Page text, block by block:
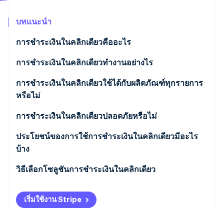
ดูว่า Stripe กำลังสร้างโครงสร้างพื้นฐานระบบเศรษฐกิจสำหรับ
รับชมเลย
บทแนะนำ
การชำระเงินในคลิกเดียวคืออะไร
การชำระเงินในคลิกเดียวทำงานอย่างไร
การชำระเงินในคลิกเดียวใช้ได้กับผลิตภัณฑ์ทุกรายการ
หรือไม่
การชำระเงินในคลิกเดียวปลอดภัยหรือไม่
ประโยชน์ของการใช้การชำระเงินในคลิกเดียวมีอะไร
บ้าง
ประสบการณ์การซื้อที่มีประสิทธิภาพ
การละทิ้งรถเข็นที่ลดลง
วิธีเลือกโซลูชันการชำระเงินในคลิกเดียว
เริ่มใช้งาน Stripe